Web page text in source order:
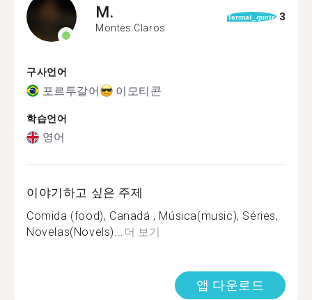
M.
Montes Claros
format_quote 3
구사언어
포르투갈어 이모티콘
학습언어
영어
이야기하고 싶은 주제
Comida (food), Canadá , Música(music), Séries,
Novelas(Novels)...더 보기
앱 다운로드